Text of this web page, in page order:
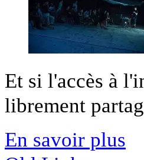
Et si l'accès à
librement
En savoir plus